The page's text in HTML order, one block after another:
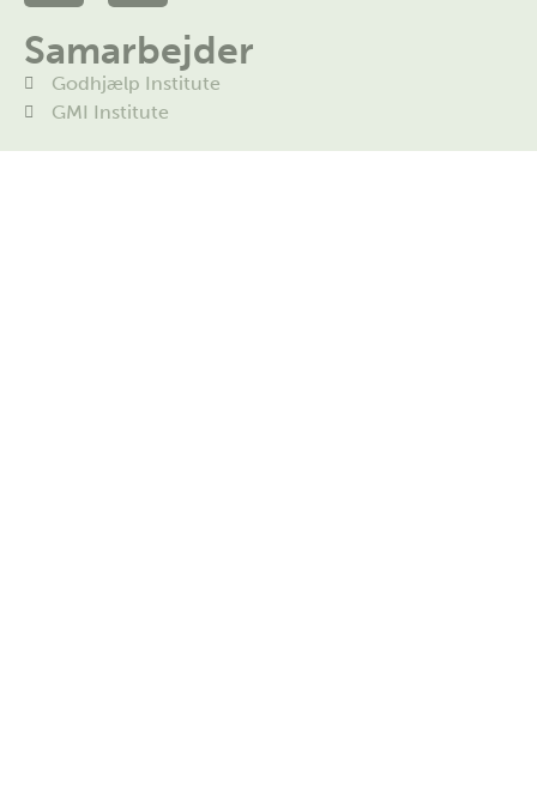
Samarbejder
Godhjælp Institute
GMI Institute